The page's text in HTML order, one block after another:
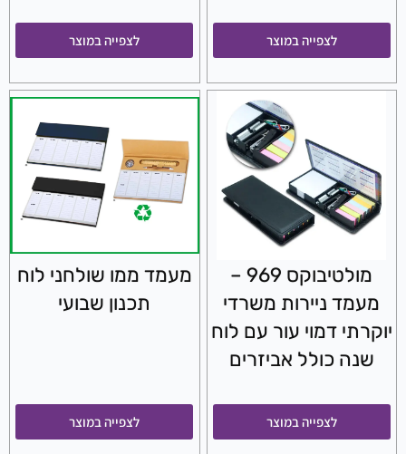
לצפייה במוצר לצפייה במוצר
מולטיבוקס 969 –
מעמד ניירות משרדי
יוקרתי דמוי עור עם לוח
שנה כולל אביזרים
לצפייה במוצר
מעמד ממו שולחני לוח
תכנון שבועי
לצפייה במוצר